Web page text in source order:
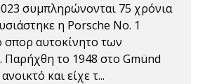
συμπληρώνονται 75 χρόνια
η Porsche No. 1
αυτοκίνητο των
Παρήχθη το 1948 στο Gmünd
και είχε τ...